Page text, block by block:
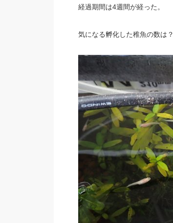
経過期間は4週間が経った。
気になる孵化した稚魚の数は？